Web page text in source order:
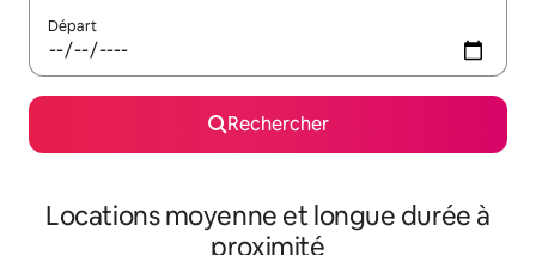
Départ
Rechercher
Locations moyenne et longue durée à
proximité